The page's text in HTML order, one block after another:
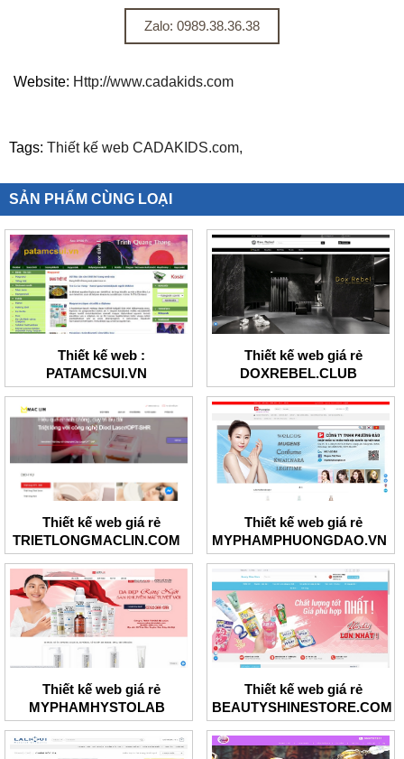
Zalo: 0989.38.36.38
Website: Http://www.cadakids.com
Tags: Thiết kế web CADAKIDS.com,
SẢN PHẨM CÙNG LOẠI
Thiết kế web :
PATAMCSUI.VN
Thiết kế web giá rẻ
DOXREBEL.CLUB
Thiết kế web giá rẻ
TRIETLONGMACLIN.COM
Thiết kế web giá rẻ
MYPHAMPHUONGDAO.VN
Thiết kế web giá rẻ
MYPHAMHYSTOLAB
Thiết kế web giá rẻ
BEAUTYSHINESTORE.COM